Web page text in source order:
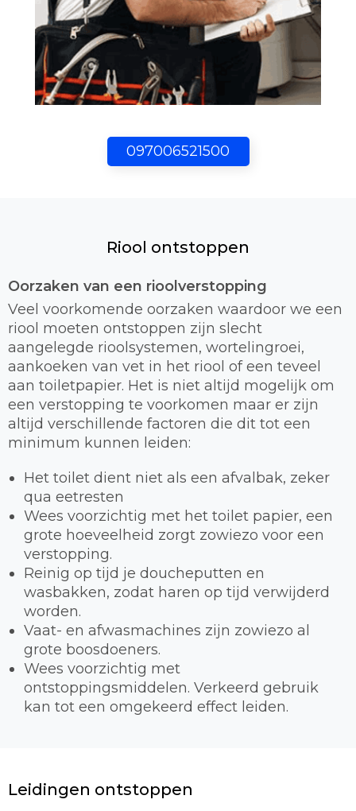
097006521500
Riool ontstoppen
Oorzaken van een rioolverstopping
Veel voorkomende oorzaken waardoor we een
riool moeten ontstoppen zijn slecht
aangelegde rioolsystemen, wortelingroei,
aankoeken van vet in het riool of een teveel
aan toiletpapier. Het is niet altijd mogelijk om
een verstopping te voorkomen maar er zijn
altijd verschillende factoren die dit tot een
minimum kunnen leiden:
Het toilet dient niet als een afvalbak, zeker
qua eetresten
Wees voorzichtig met het toilet papier, een
grote hoeveelheid zorgt zowiezo voor een
verstopping.
Reinig op tijd je doucheputten en
wasbakken, zodat haren op tijd verwijderd
worden.
Vaat- en afwasmachines zijn zowiezo al
grote boosdoeners.
Wees voorzichtig met
ontstoppingsmiddelen. Verkeerd gebruik
kan tot een omgekeerd effect leiden.
Leidingen ontstoppen